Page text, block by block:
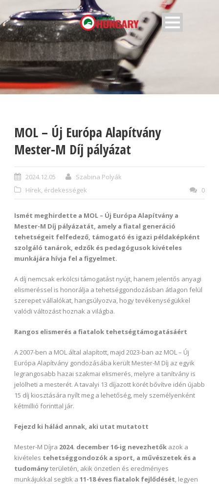
MOL – Új Európa Alapítvány
Mester-M Díj pályázat
2024.12.05
Szabina Polyák
Hírek, érdekességek
0
Ismét meghirdette a MOL – Új Európa Alapítvány a
Mester-M Díj pályázatát, amely a fiatal generáció
tehetségeit felfedező, támogató és igazi példaképként
szolgáló tanárok, edzők és pedagógusok kivételes
munkájára hívja fel a figyelmet.
A díj nemcsak erkölcsi támogatást nyújt, hanem jelentős anyagi
elismeréssel is honorálja a tehetséggondozásban átlagon felül
szerepet vállalókat, hangsúlyozva, hogy tevékenységükkel
valódi változást hoznak a világba.
Rangos elismerés a fiatalok tehetségtámogatásáért
A 2007-ben a MOL által alapított, majd 2023-ban az MOL – Új
Európa Alapítvány gondozásába került Mester-M Díj az egyik
legrangosabb hazai szakmai elismerés, melyre a tanítvány is
jelölheti a mesterét. A tavalyi 13 díjazott körét bővítve idén újabb
15 díj kiosztására nyílt meg a lehetőség, mely személyenként
kétmillió forinttal jár.
Fejezd ki hálád annak, aki utat mutatott
Mester-M Díjra 2024. december 16-ig nevezhetők azok a
kivételes tehetséggondozók a sport, a művészetek és a
tudományterületén, akik önzetlen és eredményes
munkájukkal segítik a 11-18 éves fiatalok fejlődését, legyen